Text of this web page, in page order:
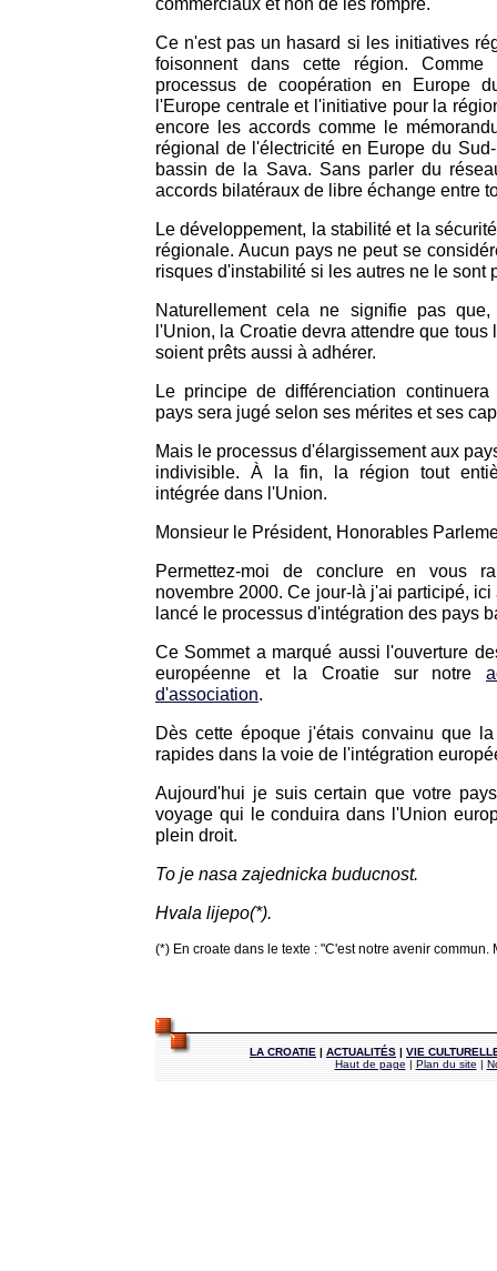
Ce n'est pas un hasard si les initiatives
foisonnent dans cette région.
processus de coopération en Europe
l'Europe centrale et l'initiative pour la
encore les accords comme le
régional de l'électricité en Europe du
bassin de la Sava. Sans parler du
accords bilatéraux de libre échange entre
Le développement, la stabilité et la
régionale. Aucun pays ne peut se
risques d'instabilité si les autres ne le sont
Naturellement cela ne signifie pas
l'Union, la Croatie devra attendre que tous
soient prêts aussi à adhérer.
Le principe de différenciation
pays sera jugé selon ses mérites et ses
Mais le processus d'élargissement aux
indivisible. À la fin, la région tout
intégrée dans l'Union.
Monsieur le Président, Honorables
Permettez-moi de conclure en vous
novembre 2000. Ce jour-là j'ai participé,
lancé le processus d'intégration des pays
Ce Sommet a marqué aussi l'ouverture
européenne et la Croatie sur notre
d'association.
Dès cette époque j'étais convainu que
rapides dans la voie de l'intégration
Aujourd'hui je suis certain que votre
voyage qui le conduira dans l'Union
plein droit.
To je nasa zajednicka buducnost.
Hvala lijepo(*).
(*) En croate dans le texte : "C'est notre avenir commun.
LA CROATIE | ACTUALITÉS | VIE
Haut de page| Plan du site|